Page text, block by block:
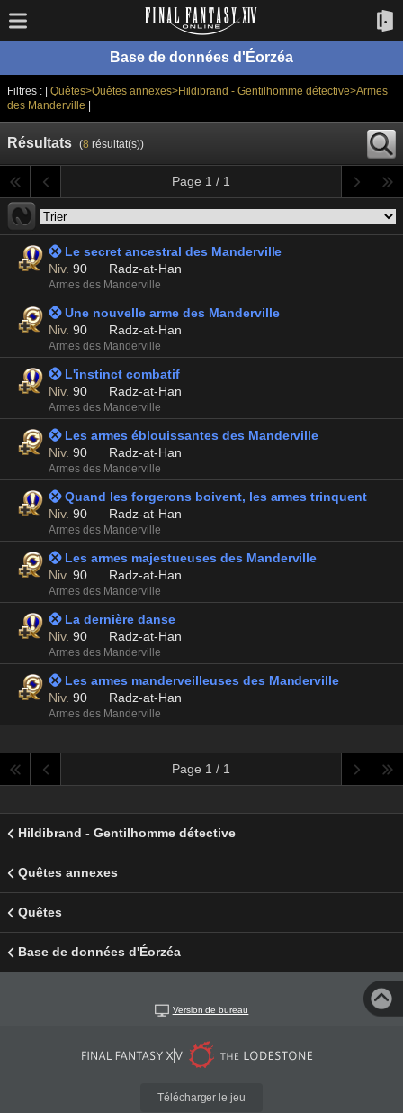
Base de données d'Éorzéa
Filtres : | Quêtes>Quêtes annexes>Hildibrand - Gentilhomme détective>Armes
des Manderville
Résultats (8 résultat(s))
Page 1 / 1
 Le secret ancestral des Manderville
Niv. 90 Radz-at-Han
Armes des Manderville
 Une nouvelle arme des Manderville
Niv. 90 Radz-at-Han
Armes des Manderville
 L'instinct combatif
Niv. 90 Radz-at-Han
Armes des Manderville
 Les armes éblouissantes des Manderville
Niv. 90 Radz-at-Han
Armes des Manderville
 Quand les forgerons boivent, les armes trinquent
Niv. 90 Radz-at-Han
Armes des Manderville
 Les armes majestueuses des Manderville
Niv. 90 Radz-at-Han
Armes des Manderville
 La dernière danse
Niv. 90 Radz-at-Han
Armes des Manderville
 Les armes manderveilleuses des Manderville
Niv. 90 Radz-at-Han
Armes des Manderville
Page 1 / 1
Hildibrand - Gentilhomme détective
Quêtes annexes
Quêtes
Base de données d'Éorzéa
Version de bureau
Télécharger le jeu